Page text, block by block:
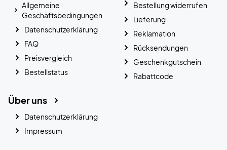
Allgemeine
Geschäftsbedingungen
Datenschutzerklärung
FAQ
Preisvergleich
Bestellstatus
Bestellung widerrufen
Lieferung
Reklamation
Rücksendungen
Geschenkgutschein
Rabattcode
Über uns
Datenschutzerklärung
Impressum